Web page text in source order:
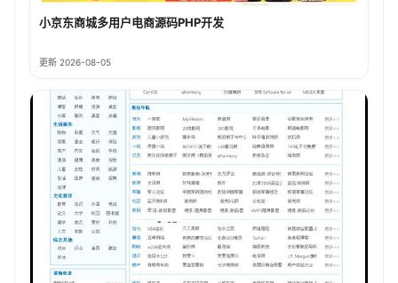
小京东商城多用户电商源码PHP开发
更新 2026-08-05